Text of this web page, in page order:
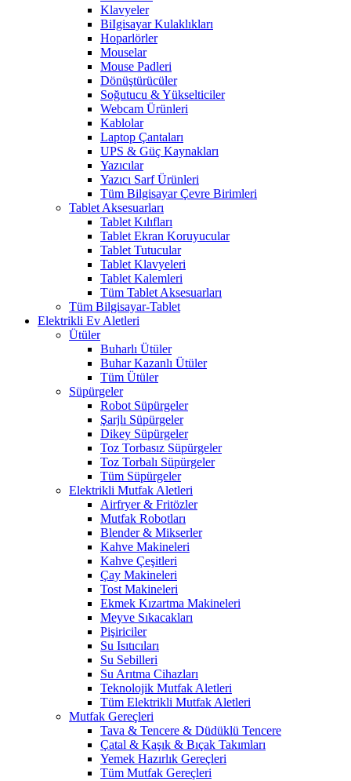
Klavyeler
BiIgisayar Kulaklıkları
Hoparlörler
Mouselar
Mouse Padleri
Dönüştürücüler
Soğutucu & Yükselticiler
Webcam Ürünleri
Kablolar
Laptop Çantaları
UPS & Güç Kaynakları
Yazıcılar
Yazıcı Sarf Ürünleri
Tüm Bilgisayar Çevre Birimleri
Tablet Aksesuarları
Tablet Kılıfları
Tablet Ekran Koruyucular
Tablet Tutucular
Tablet Klavyeleri
Tablet Kalemleri
Tüm Tablet Aksesuarları
Tüm Bilgisayar-Tablet
Elektrikli Ev Aletleri
Ütüler
Buharlı Ütüler
Buhar Kazanlı Ütüler
Tüm Ütüler
Süpürgeler
Robot Süpürgeler
Şarjlı Süpürgeler
Dikey Süpürgeler
Toz Torbasız Süpürgeler
Toz Torbalı Süpürgeler
Tüm Süpürgeler
Elektrikli Mutfak Aletleri
Airfryer & Fritözler
Mutfak Robotları
Blender & Mikserler
Kahve Makineleri
Kahve Çeşitleri
Çay Makineleri
Tost Makineleri
Ekmek Kızartma Makineleri
Meyve Sıkacakları
Pişiriciler
Su Isıtıcıları
Su Sebilleri
Su Arıtma Cihazları
Teknolojik Mutfak Aletleri
Tüm Elektrikli Mutfak Aletleri
Mutfak Gereçleri
Tava & Tencere & Düdüklü Tencere
Çatal & Kaşık & Bıçak Takımları
Yemek Hazırlık Gereçleri
Tüm Mutfak Gereçleri